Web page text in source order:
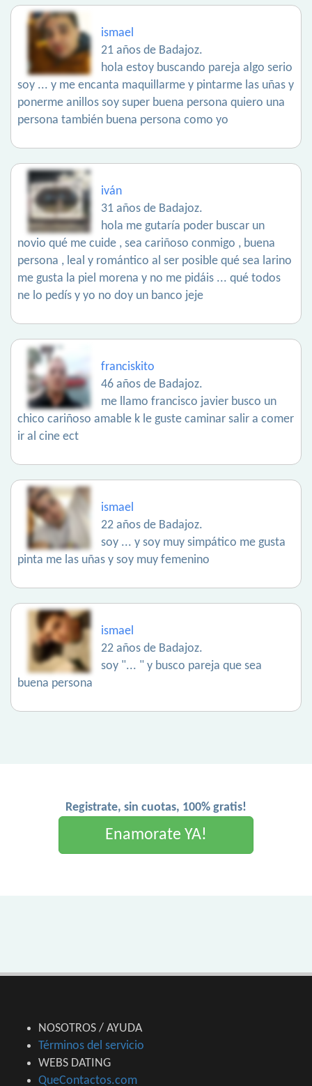
ismael
21 años de Badajoz.
hola estoy buscando pareja algo serio
soy ... y me encanta maquillarme y pintarme las uñas y
ponerme anillos soy super buena persona quiero una
persona también buena persona como yo
iván
31 años de Badajoz.
hola me gutaría poder buscar un
novio qué me cuide , sea cariñoso conmigo , buena
persona , leal y romántico al ser posible qué sea larino
me gusta la piel morena y no me pidáis ... qué todos
ne lo pedís y yo no doy un banco jeje
franciskito
46 años de Badajoz.
me llamo francisco javier busco un
chico cariñoso amable k le guste caminar salir a comer
ir al cine ect
ismael
22 años de Badajoz.
soy ... y soy muy simpático me gusta
pinta me las uñas y soy muy femenino
ismael
22 años de Badajoz.
soy "... " y busco pareja que sea
buena persona
Registrate, sin cuotas, 100% gratis!
Enamorate YA!
NOSOTROS / AYUDA
Términos del servicio
WEBS DATING
QueContactos.com